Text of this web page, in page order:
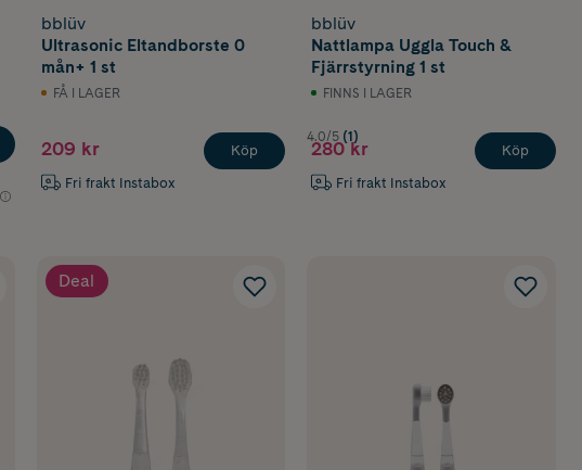
bblüv
Ultrasonic Eltandborste 0
mån+ 1 st
FÅ I LAGER
209 kr
Fri frakt Instabox
Köp
bblüv
Nattlampa Uggla Touch &
Fjärrstyrning 1 st
FINNS I LAGER
4.0/5 (1)
280 kr
Fri frakt Instabox
Köp
Deal